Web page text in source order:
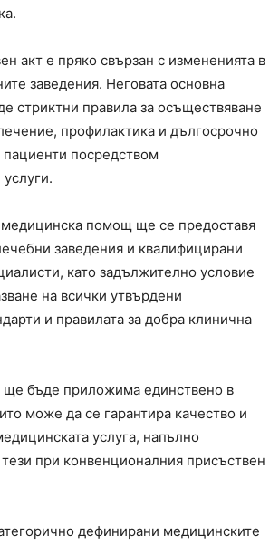
акт е пряко свързан с измененията в
заведения. Неговата основна
стриктни правила за осъществяване
профилактика и дългосрочно
посредством
помощ ще се предоставя
заведения и квалифицирани
като задължително условие
на всички утвърдени
и правилата за добра клинична
бъде приложима единствено в
може да се гарантира качество и
услуга, напълно
при конвенционалния присъствен
дефинирани медицинските